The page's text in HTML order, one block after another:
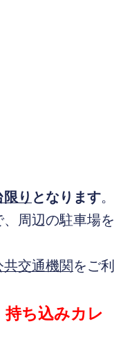
り となります。
周辺の駐車場を
共交通機関をご利
持ち込みカレ